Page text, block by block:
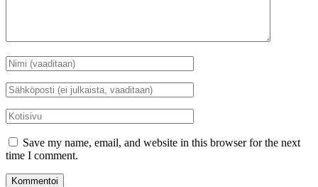
Nimi
*
Sähköposti
*
Kotisivu
Save my name, email, and website in this browser for the next
time I comment.